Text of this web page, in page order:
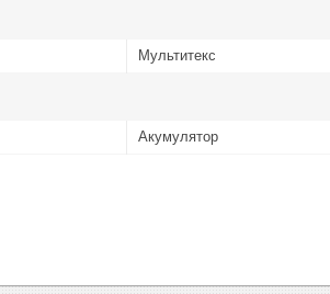
Мультитекс
Акумулятор